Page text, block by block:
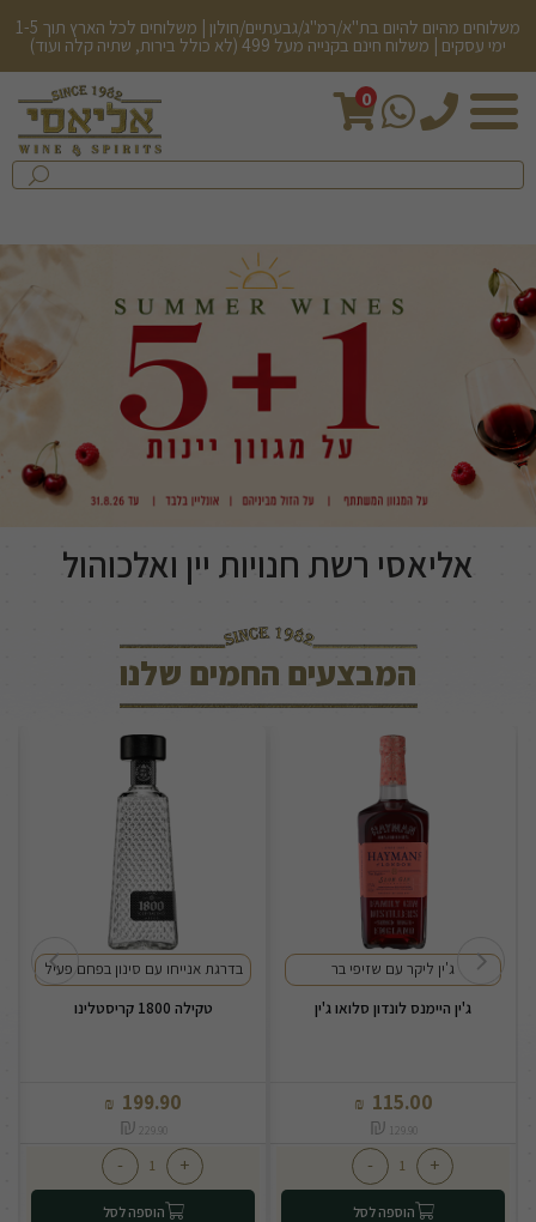
משלוחים מהיום להיום בת"א/רמ"ג/גבעתיים/חולון | משלוחים לכל הארץ תוך 1-5
ימי עסקים | משלוח חינם בקנייה מעל 499 (לא כולל בירות, שתיה קלה ועוד)
0
חיפש
אליאסי רשת חנויות יין ואלכוהול
המבצעים החמים שלנו
ג'ין ליקר עם שזיפי בר
ג'ין היימנס לונדון סלואו ג'ין
115.00
₪
129.90
₪
+
-
הוספה לסל
בדרגת אנייחו עם סינון בפחם פעיל
טקילה 1800 קריסטלינו
199.90
₪
229.90
₪
+
-
הוספה לסל